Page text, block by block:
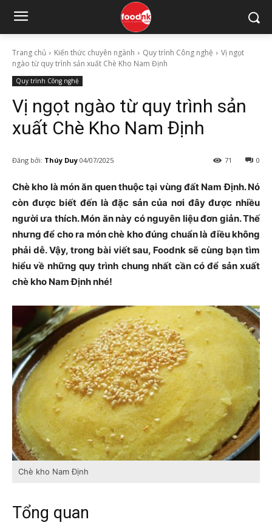
Trang chủ Kiến thức chuyên ngành Quy trình Công nghệ
Vị ngọt
ngào từ quy trình sản xuất Chè Kho Nam Định
Quy trình Công nghệ
Vị ngọt ngào từ quy trình sản
xuất Chè Kho Nam Định
Đăng bởi: Thúy Duy 04/07/2025 0
71
Chè kho là món ăn quen thuộc tại vùng đất Nam Định. Nó
còn được biết đến là đặc sản của nơi đây được nhiều
người ưa thích. Món ăn này có nguyên liệu đơn giản. Thế
nhưng để cho ra món chè kho đúng chuẩn là điều không
phải dễ. Vậy, trong bài viết sau, Foodnk sẽ cùng bạn tìm
hiểu về những quy trình chung nhất cần có để sản xuất
chè kho Nam Định nhé!
Chè kho Nam Định
Tổng quan